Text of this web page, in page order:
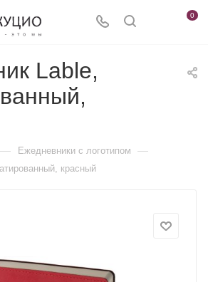
0
Lable,
— Ежедневники c логотипом —
красный